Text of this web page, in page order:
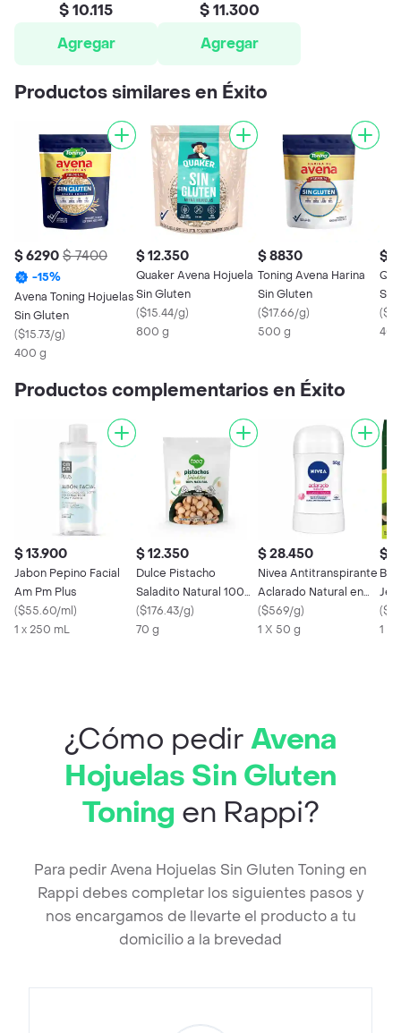
$ 10.115
Agregar
$ 11.300
Agregar
Productos similares en Éxito
$ 6290 $ 7400
-15%
Avena Toning Hojuelas
Sin Gluten
($15.73/g)
400 g
$ 12.350
Quaker Avena Hojuela
Sin Gluten
($15.44/g)
800 g
$ 8830
Toning Avena Harina
Sin Gluten
($17.66/g)
500 g
$
Sin
(
Productos complementarios en Éxito
$ 13.900
Jabon Pepino Facial
Am Pm Plus
($55.60/ml)
1 x 250 mL
$ 12.350
Dulce Pistacho
Saladito Natural 100%
Taeq
($176.43/g)
70 g
$ 28.450
Nivea Antitranspirante
Aclarado Natural en
Barra
($569/g)
1 X 50 g
$
18
(
1 x
¿Cómo pedirAvena
Hojuelas Sin Gluten
Toning en Rappi?
Para pedir Avena Hojuelas Sin Gluten Toning en
Rappi debes completar los siguientes pasos y
nos encargamos de llevarte el producto a tu
domicilio a la brevedad